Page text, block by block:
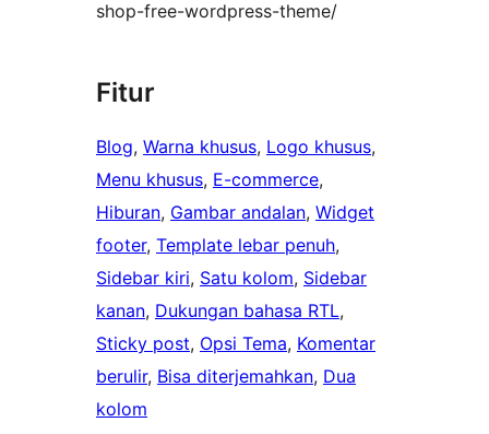
shop-free-wordpress-theme/
Fitur
Blog, Warna khusus, Logo khusus
Menu khusus, E-commerce
Hiburan, Gambar andalan, Widget
footer, Template lebar penuh
Sidebar kiri, Satu kolom, Sidebar
kanan, Dukungan bahasa RTL
Sticky post, Opsi Tema, Komentar
berulir, Bisa diterjemahkan, Dua
kolom